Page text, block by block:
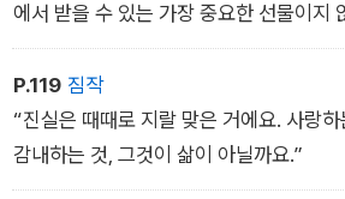
에서 받을 수 있는 가장 중요한 선물이지
P.119 짐작
“진실은 때때로 지랄 맞은 거에요. 사랑
감내하는 것, 그것이 삶이 아닐까요.”